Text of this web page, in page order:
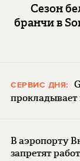
Сезон
бранчи в
СЕРВИС ДНЯ:
В аэропорту
запретят